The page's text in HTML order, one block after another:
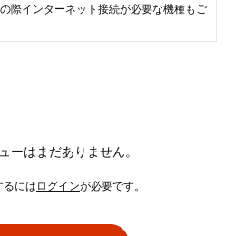
際インターネット接続が必要な機種もご
ーはまだありません。
るには ログインが必要です。